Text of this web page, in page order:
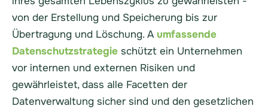
von der Erstellung und Speicherung bis zur
Übertragung und Löschung. A umfassende
Datenschutzstrategie schützt ein Unternehmen
vor internen und externen Risiken und
gewährleistet, dass alle Facetten der
Datenverwaltung sicher sind und den gesetzlichen